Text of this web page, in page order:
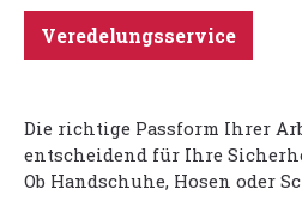
Veredelungsservice
Die richtige Passform Ihrer
entscheidend für Ihre
Ob Handschuhe, Hosen oder